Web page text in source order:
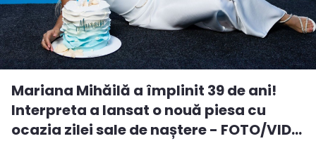
Mariana Mihăilă a împlinit 39 de ani!
Interpreta a lansat o nouă piesa cu
ocazia zilei sale de naștere - FOTO/VID...